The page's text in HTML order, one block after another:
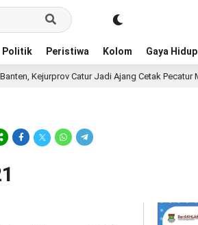
Politik Peristiwa Kolom Gaya Hidup
Kejurprov Catur Jadi Ajang Cetak Pecatur Muda